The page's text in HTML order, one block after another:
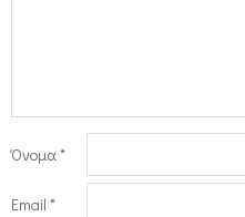
Όνομα *
Email *